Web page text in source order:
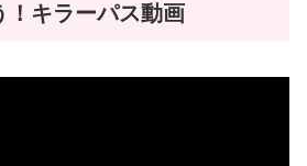
！キラーパス動画